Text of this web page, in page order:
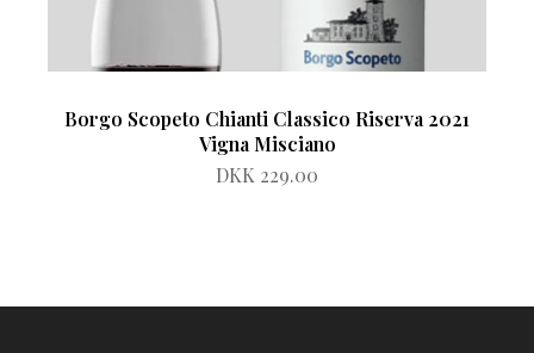
Borgo Scopeto Chianti Classico Riserva 2021
Vigna Misciano
DKK 229.00